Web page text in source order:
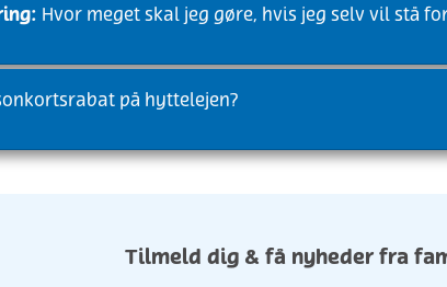
Hvor meget skal jeg gøre, hvis jeg selv vil stå
på hyttelejen?
Tilmeld dig & få nyheder fra